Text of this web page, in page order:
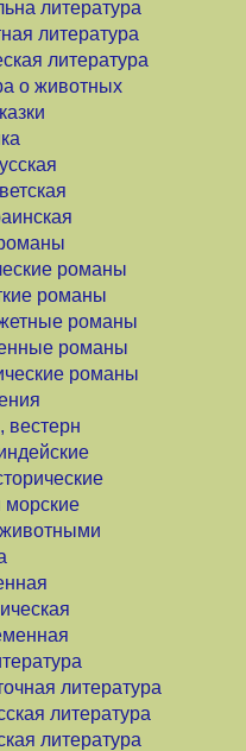
литература
литература
литература
о животных
романы
романы
романы
романы
романы
вестерн
морские
литература
литература
литература